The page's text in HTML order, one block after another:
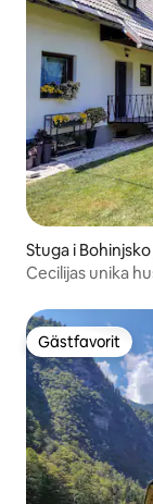
Stuga i
Cecilijas unika
Gästfavorit
Gästfavorit